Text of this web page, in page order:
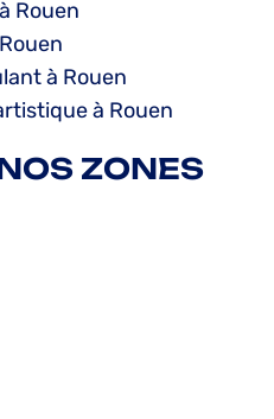
Rouen
à Rouen
à Rouen
ZONES